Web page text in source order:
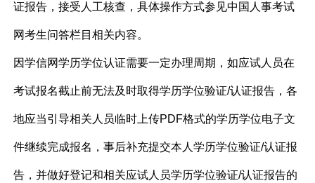
证报告，接受人工核查，具体操作方式参见中国人事考试
网考生问答栏目相关内容。
因学信网学历学位认证需要一定办理周期，如应试人员在
考试报名截止前无法及时取得学历学位验证/认证报告，各
地应当引导相关人员临时上传PDF格式的学历学位电子文
件继续完成报名，事后补充提交本人学历学位验证/认证报
告，并做好登记和相关应试人员学历学位验证/认证报告的